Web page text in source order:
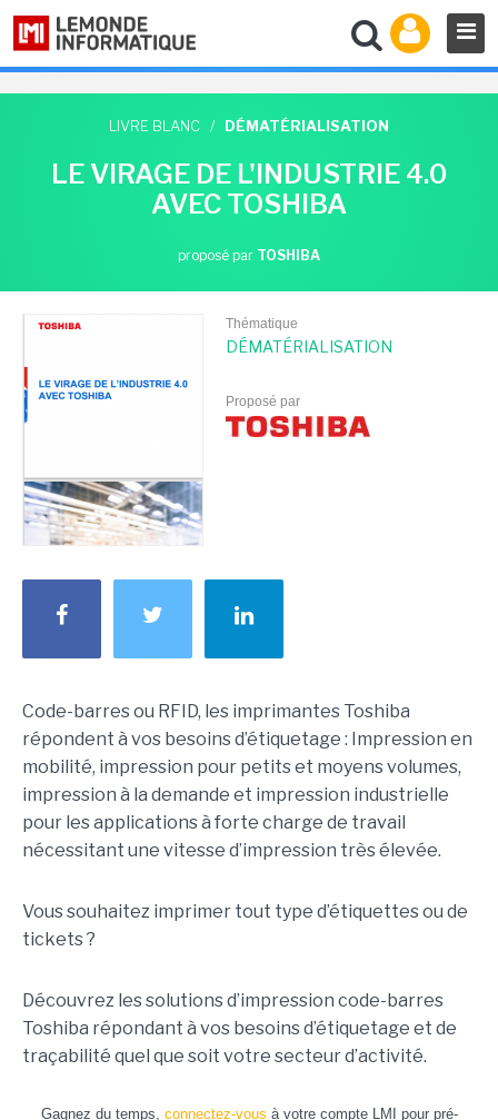
LIVRE BLANC / DÉMATÉRIALISATION
LE VIRAGE DE L'INDUSTRIE 4.0
AVEC TOSHIBA
proposé par TOSHIBA
Thématique
DÉMATÉRIALISATION
Proposé par
Code-barres ou RFID, les imprimantes Toshiba
répondent à vos besoins d’étiquetage : Impression en
mobilité, impression pour petits et moyens volumes,
impression à la demande et impression industrielle
pour les applications à forte charge de travail
nécessitant une vitesse d’impression très élevée.
Vous souhaitez imprimer tout type d’étiquettes ou de
tickets ?
Découvrez les solutions d’impression code-barres
Toshiba répondant à vos besoins d’étiquetage et de
traçabilité quel que soit votre secteur d’activité.
Gagnez du temps, connectez-vous à votre compte LMI pour pré-